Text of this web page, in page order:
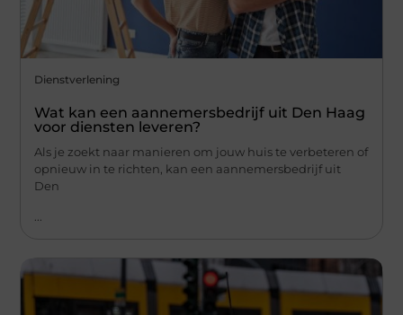
Dienstverlening
Wat kan een aannemersbedrijf uit Den Haag
voor diensten leveren?
Als je zoekt naar manieren om jouw huis te verbeteren of
opnieuw in te richten, kan een aannemersbedrijf uit
Den